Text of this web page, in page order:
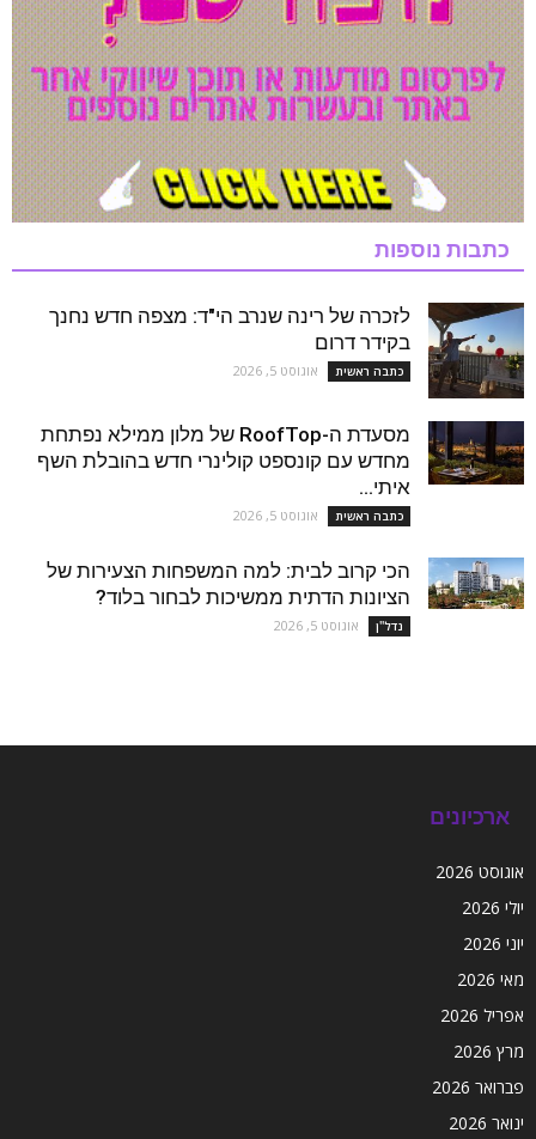
כתבות נוספות
לזכרה של רינה שנרב הי"ד: מצפה חדש נחנך
בקידר דרום
כתבה ראשית אוגוסט 5, 2026
מסעדת ה-RoofTop של מלון ממילא נפתחת
מחדש עם קונספט קולינרי חדש בהובלת השף
איתי...
כתבה ראשית אוגוסט 5, 2026
הכי קרוב לבית: למה המשפחות הצעירות של
הציונות הדתית ממשיכות לבחור בלוד?
נדל''ן אוגוסט 5, 2026
ארכיונים
אוגוסט 2026
יולי 2026
יוני 2026
מאי 2026
אפריל 2026
מרץ 2026
פברואר 2026
ינואר 2026